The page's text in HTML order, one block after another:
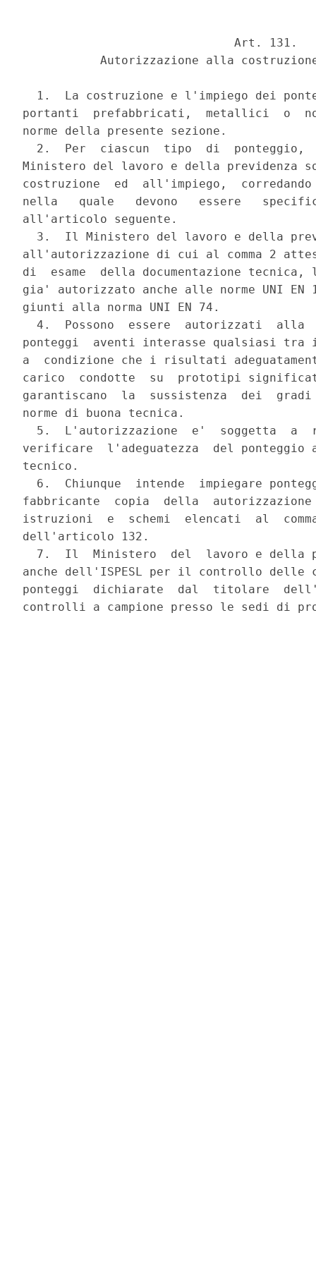
                              Art. 131.
Autorizzazione alla
1.  La costruzione e l'impiego dei
portanti  prefabbricati,  metallici  o
norme della presente sezione.
2.  Per  ciascun  tipo  di  ponteggio,
Ministero del lavoro e della previdenza
costruzione  ed  all'impiego,  corredando
nella   quale   devono   essere
all'articolo seguente.
3.  Il Ministero del lavoro e della
all'autorizzazione di cui al comma 2
di  esame  della documentazione tecnica,
gia' autorizzato anche alle norme UNI EN
giunti alla norma UNI EN 74.
4.  Possono  essere  autorizzati  alla
ponteggi  aventi interasse qualsiasi
a  condizione che i risultati
carico  condotte  su  prototipi
garantiscano  la  sussistenza  dei
norme di buona tecnica.
5.  L'autorizzazione  e'  soggetta  a
verificare  l'adeguatezza  del ponteggio
tecnico.
6.  Chiunque  intende  impiegare
fabbricante  copia  della
istruzioni  e  schemi  elencati  al
dell'articolo 132.
7.  Il  Ministero  del  lavoro e della
anche dell'ISPESL per il controllo delle
ponteggi  dichiarate  dal  titolare